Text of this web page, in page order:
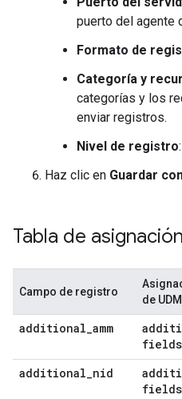
puerto del agente
Formato de
Categoría y
categorías y los
enviar registros.
Nivel de registro
Haz clic en Guardar
Tabla de
Campo de registro
de UDM
additional_amm
fields
additional_nid
fields